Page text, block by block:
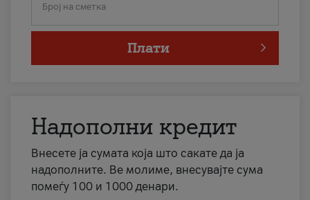
Број на сметка
Плати
Надополни кредит
Внесете ја сумата која што сакате да ја
надополните. Ве молиме, внесувајте сума
помеѓу 100 и 1000 денари.